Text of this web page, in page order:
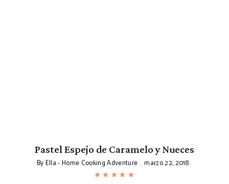
Pastel Espejo de Caramelo y Nueces
ByElla - Home Cooking Adventure marzo 22, 2018